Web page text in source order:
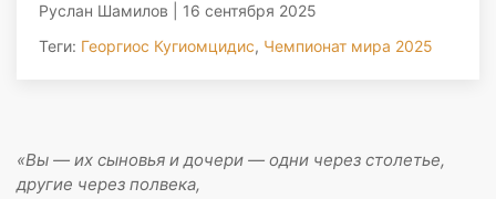
Руслан Шамилов | 16 сентября 2025
Теги: Георгиос Кугиомцидис, Чемпионат мира 2025
«Вы — их сыновья и дочери — одни через столетье,
другие через полвека,